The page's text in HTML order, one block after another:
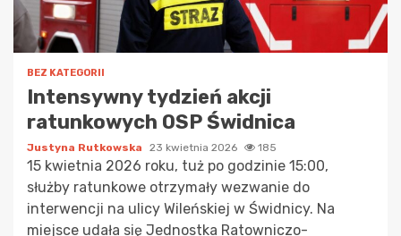
BEZ KATEGORII
Intensywny tydzień akcji
ratunkowych OSP Świdnica
Justyna Rutkowska 23 kwietnia 2026 185
15 kwietnia 2026 roku, tuż po godzinie 15:00,
służby ratunkowe otrzymały wezwanie do
interwencji na ulicy Wileńskiej w Świdnicy. Na
miejsce udała się Jednostka Ratowniczo-